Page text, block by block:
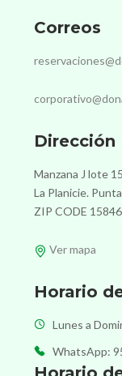
Correos
Dirección
Manzana J lote
La Planicie.
ZIP CODE 15846
Ver mapa
Horario
Lunes a
WhatsApp: